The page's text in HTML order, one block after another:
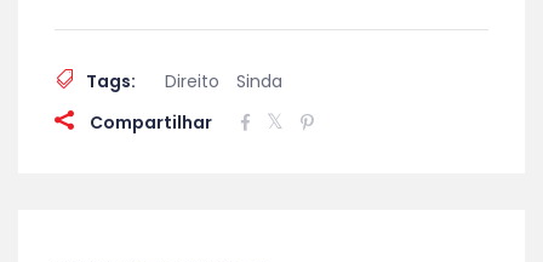
Tags: Direito
Sinda
Compartilhar